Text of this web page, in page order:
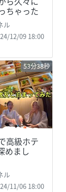
ちゃった
ル
12/09 18:00
53分38秒
高級ホテ
めまし
ル
11/06 18:00